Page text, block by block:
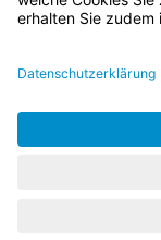
BayernPortal
Impressum